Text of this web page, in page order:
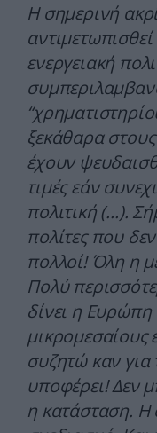
Η σημερινή
ενεργειακή
ξεκάθαρα
έχουν
τιμές εάν
πολιτική (…).
πολίτες που
πολλοί! Όλη η
Πολύ
δίνει η
μικρομεσαίους
συζητώ καν για
υποφέρει! Δεν
η κατάσταση. Η